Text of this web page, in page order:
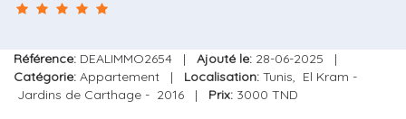
Référence: DEALIMMO2654 | Ajouté le: 28-06-2025 |
Catégorie: Appartement | Localisation: Tunis, El Kram -
Jardins de Carthage - 2016 | Prix: 3000 TND